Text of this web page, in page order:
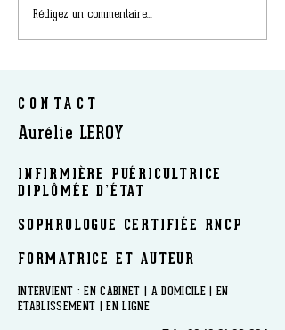
Rédigez un commentaire...
CONTACT
Aurélie LEROY
INFIRMIÈRE PUÉRICULTRICE
DIPLÔMÉE D’ÉTAT
SOPHROLOGUE CERTIFIÉE RNCP
FORMATRICE ET AUTEUR
​INTERVIENT : EN CABINET | A DOMICILE | EN
ÉTABLISSEMENT | EN LIGNE